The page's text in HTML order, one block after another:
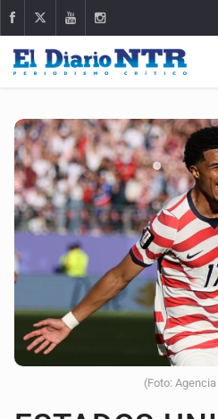
(Foto: Agencia